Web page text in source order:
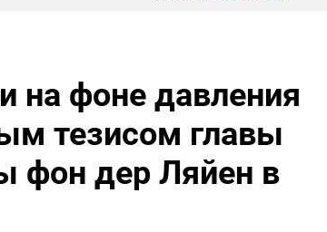
на фоне давления
тезисом главы
фон дер Ляйен в